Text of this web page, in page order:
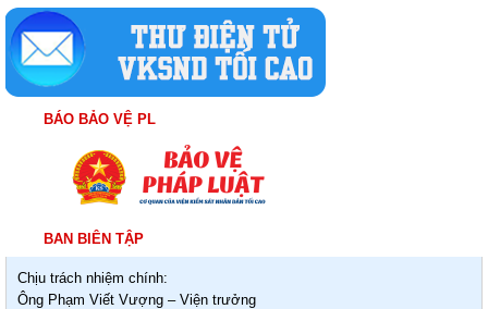
BÁO BẢO VỆ PL
BAN BIÊN TẬP
Chịu trách nhiệm chính:
Ông Phạm Viết Vượng – Viện trưởng